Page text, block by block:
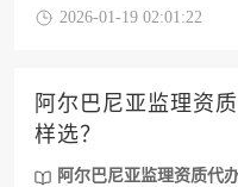
在能源、基建等领域
构。
2026-01-19 02:01:22
阿尔巴尼亚监理资
样选？
阿尔巴尼亚监理资质代